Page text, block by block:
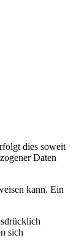
dies soweit
Daten
kann. Ein
sich